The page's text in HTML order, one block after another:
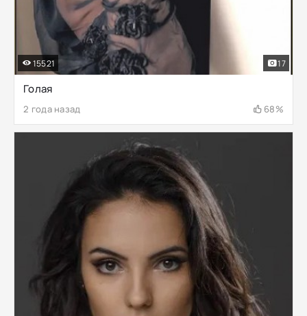
Голая
2 года назад 68%
15521 17